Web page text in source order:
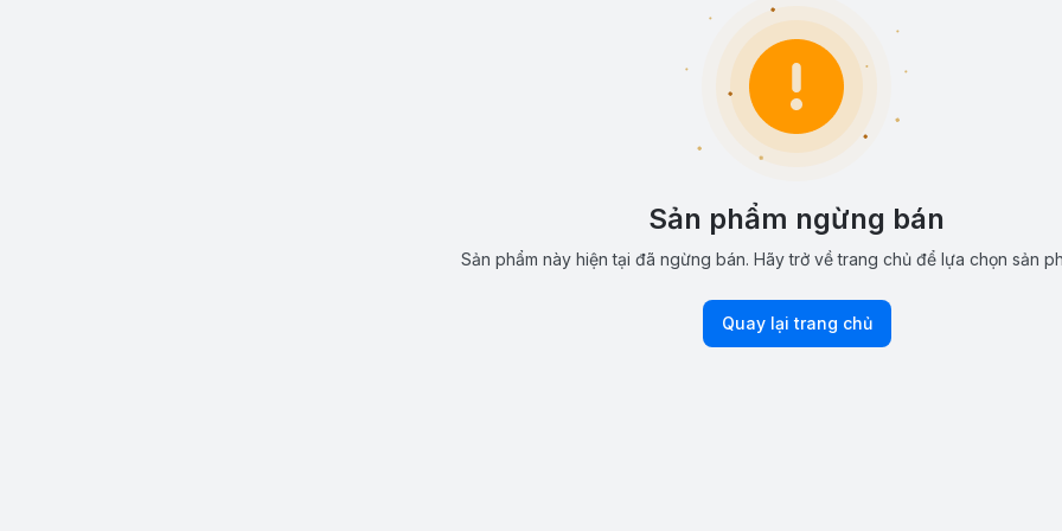
Sản phẩm ngừng bán
Sản phẩm này hiện tại đã ngừng bán. Hãy trở về trang chủ để lựa chọn sản
Quay lại trang chủ